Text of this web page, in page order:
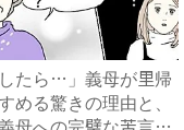
したら…」義母が里帰
める驚きの理由と、